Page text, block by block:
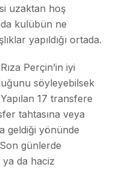
uzaktan hoş
kulübün ne
yapıldığı ortada.
Perçin’in iyi
söyleyebilsek
17 transfere
tahtasına veya
geldiği yönünde
günlerde
ya da haciz